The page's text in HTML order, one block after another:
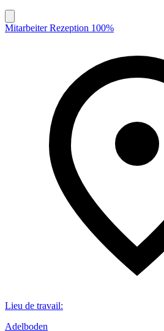
Mitarbeiter Rezeption 100%
Lieu de travail:
Adelboden